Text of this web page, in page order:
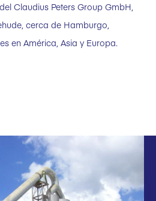
Claudius Peters Group GmbH,
cerca de Hamburgo,
en América, Asia y Europa.